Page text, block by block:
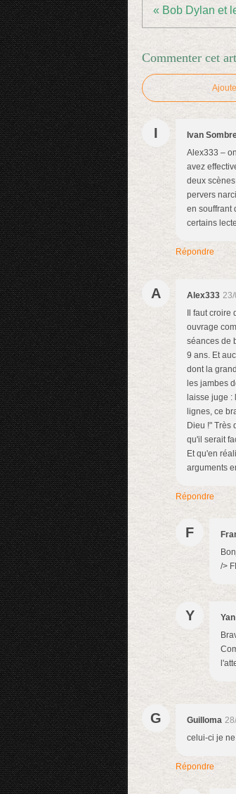
« Bob Dylan et
Commenter cet
I Ivan
Alex333 –
avez
deux
pervers
en souffrant
certains
Répondre
A Alex333
Il faut
ouvrage
séances de
9 ans. Et
dont la
les jambes
laisse juge
lignes, ce
Dieu !" Très
qu'il serait
Et qu'en
arguments
Répondre
F
/>
Y Yan
G Guilloma
celui-ci je
Répondre